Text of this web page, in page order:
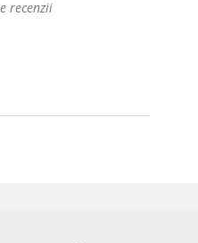
recenzii